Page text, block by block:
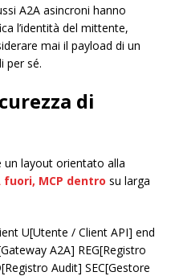
A2A asincroni hanno
l’identità del mittente,
mai il payload di un
per sé.
di
un layout orientato alla
fuori, MCP dentro su larga
U[Utente / Client API] end
A2A] REG[Registro
Audit] SEC[Gestore